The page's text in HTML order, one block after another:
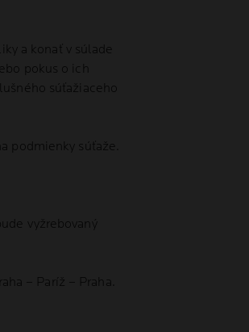
a konať v súlade
pokus o ich
súťažiaceho
podmienky súťaže.
vyžrebovaný
– Paríž – Praha.